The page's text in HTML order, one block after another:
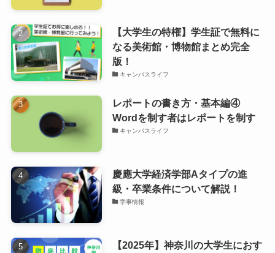
【大学生の特権】学生証で無料に
なる美術館・博物館まとめ完全
版！
キャンパスライフ
レポートの書き方・基本編④
Wordを制す者はレポートを制す
キャンパスライフ
慶應大学経済学部Aタイプの進
級・卒業条件について解説！
学事情報
【2025年】神奈川の大学生におす